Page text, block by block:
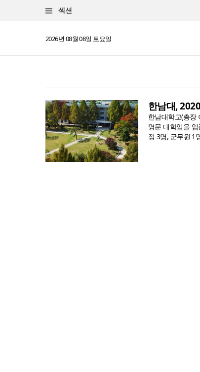
섹션
2026년 08월 08일 토요일
한남대,
한남대학교(총장
명문 대학임을
정 3명, 군무원 1